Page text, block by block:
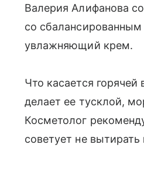
Валерия Алифанова
со
увлажняющий крем.
Что касается
делает ее тусклой,
Косметолог
советует не